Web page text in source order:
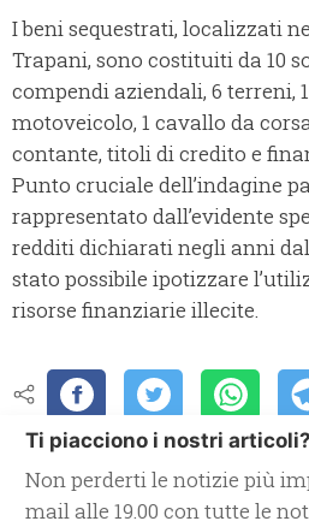
I beni sequestrati, localizzati
Trapani, sono costituiti da 10
compendi aziendali, 6 terreni,
motoveicolo, 1 cavallo da
contante, titoli di credito e
Punto cruciale dell’indagine
rappresentato dall’evidente
redditi dichiarati negli anni dal
stato possibile ipotizzare
risorse finanziarie illecite.
Ti piacciono i nostri articoli?
Non perderti le notizie più
mail alle 19.00 con tutte le